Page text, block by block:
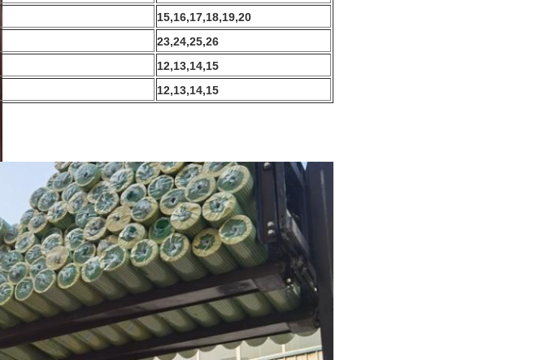
15,16,17,18,19,20
23,24,25,26
12,13,14,15
12,13,14,15